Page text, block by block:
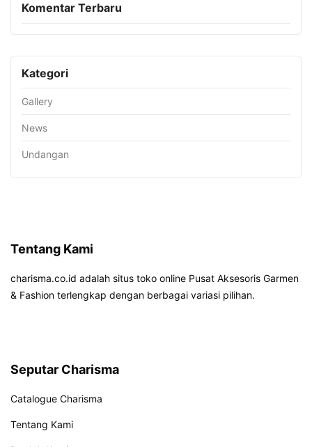
Komentar Terbaru
Kategori
Gallery
News
Undangan
Tentang Kami
charisma.co.id adalah situs toko online Pusat Aksesoris Garmen
& Fashion terlengkap dengan berbagai variasi pilihan.
Seputar Charisma
Catalogue Charisma
Tentang Kami